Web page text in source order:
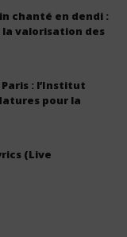
chanté en dendi :
valorisation des
: l’Institut
pour la
(Live